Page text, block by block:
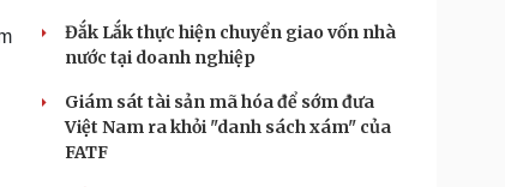
Hạt giống tâm hồn
Đắk Lắk thực hiện chuyển giao vốn nhà
nước tại doanh nghiệp
Giám sát tài sản mã hóa để sớm đưa
Việt Nam ra khỏi "danh sách xám" của
FATF